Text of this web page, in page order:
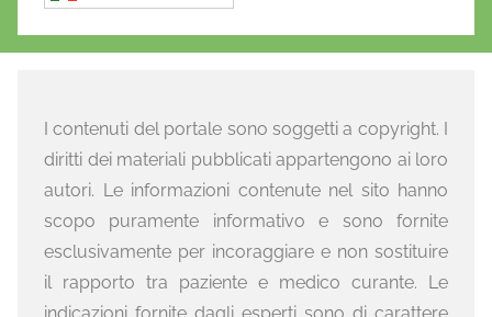
I contenuti del portale sono soggetti a copyright. I
diritti dei materiali pubblicati appartengono ai loro
autori. Le informazioni contenute nel sito hanno
scopo puramente informativo e sono fornite
esclusivamente per incoraggiare e non sostituire
il rapporto tra paziente e medico curante. Le
indicazioni fornite dagli esperti sono di carattere